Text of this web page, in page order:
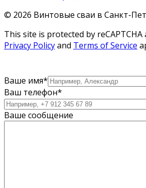
© 2026 Винтовые сваи в Санкт-
This site is protected by reCAPTCHA
Privacy Policyand Terms of Service
Ваше имя*
Ваш телефон*
Ваше сообщение